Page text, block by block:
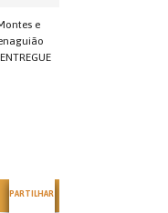
e
PARTILHAR